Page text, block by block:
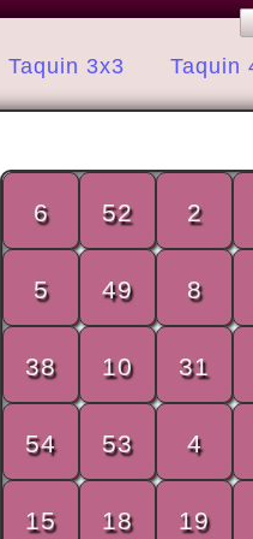
Taquin 3x3 Taquin
6 52 2
5 49 8
38 10 31
54 53 4
15 18 19